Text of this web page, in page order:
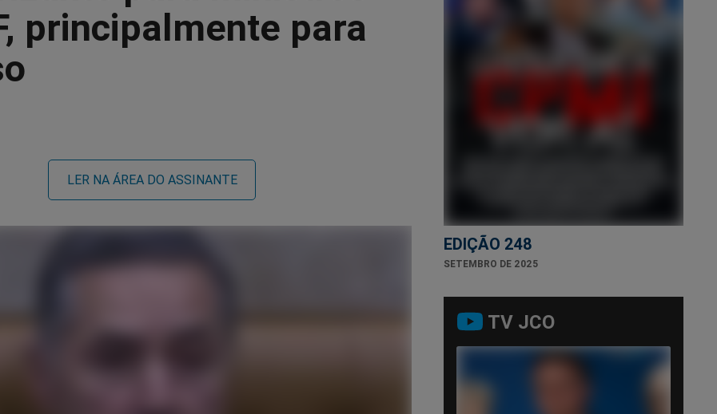
principalmente para
LER NA ÁREA DO ASSINANTE
EDIÇÃO 248
SETEMBRO DE 2025
TV JCO